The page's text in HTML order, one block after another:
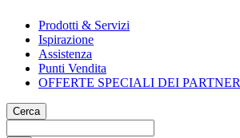
Prodotti & Servizi
Ispirazione
Assistenza
Punti Vendita
OFFERTE SPECIALI DEI PARTNER
Cerca